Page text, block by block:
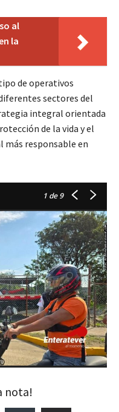
al
la
de operativos
sectores del
integral orientada
de la vida y el
responsable en
1 de 9
nota!